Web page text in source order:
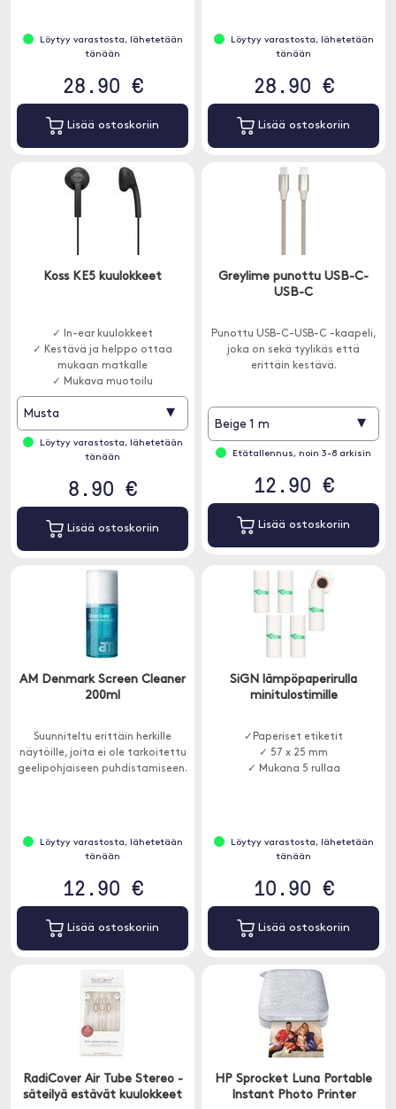
Löytyy varastosta, lähetetään
tänään
28.90 €
Lisää ostoskoriin
Löytyy varastosta, lähetetään
tänään
28.90 €
Lisää ostoskoriin
Koss KE5 kuulokkeet
✓ In-ear kuulokkeet
✓ Kestävä ja helppo ottaa
mukaan matkalle
✓ Mukava muotoilu
Musta ▾
Löytyy varastosta, lähetetään
tänään
8.90 €
Lisää ostoskoriin
Greylime punottu USB-C-
USB-C
Punottu USB-C-USB-C -kaapeli,
joka on sekä tyylikäs että
erittäin kestävä.
Beige 1 m ▾
Etätallennus, noin 3-8 arkisin
12.90 €
Lisää ostoskoriin
AM Denmark Screen Cleaner
200ml
Suunniteltu erittäin herkille
näytöille, joita ei ole tarkoitettu
geelipohjaiseen puhdistamiseen.
Löytyy varastosta, lähetetään
tänään
12.90 €
Lisää ostoskoriin
SiGN lämpöpaperirulla
minitulostimille
✓Paperiset etiketit
✓ 57 x 25 mm
✓ Mukana 5 rullaa
Löytyy varastosta, lähetetään
tänään
10.90 €
Lisää ostoskoriin
RadiCover Air Tube Stereo -
säteilyä estävät kuulokkeet
HP Sprocket Luna Portable
Instant Photo Printer